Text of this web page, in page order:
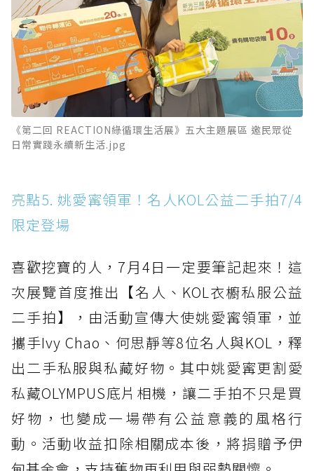
《第二回 REACTION綠循環生活展》五大主題展區 邀民眾從
日常實踐永續新生活.jpg
亮點5. 姚愛寗領軍！名人KOL公益二手拍7/4
限定登場
喜歡挖寶的人，7月4日一定要筆記起來！這
次展覽首度推出【名人、KOL衣櫥私服公益
二手拍】，由活動宣傳大使姚愛寗領軍，並
攜手Ivy Chao、何思靜等8位名人與KOL，釋
出二手私服與私藏好物。其中姚愛寗更割愛
私藏OLYMPUS底片相機，讓二手拍不只是買
好物，也變成一場帶有公益意義的風格行
動。活動收益扣除相關成本後，將捐贈予伊